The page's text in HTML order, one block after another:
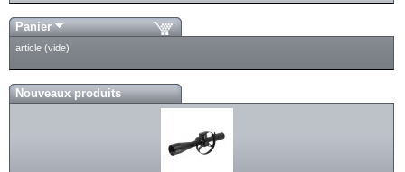
Panier
article (vide)
Nouveaux produits